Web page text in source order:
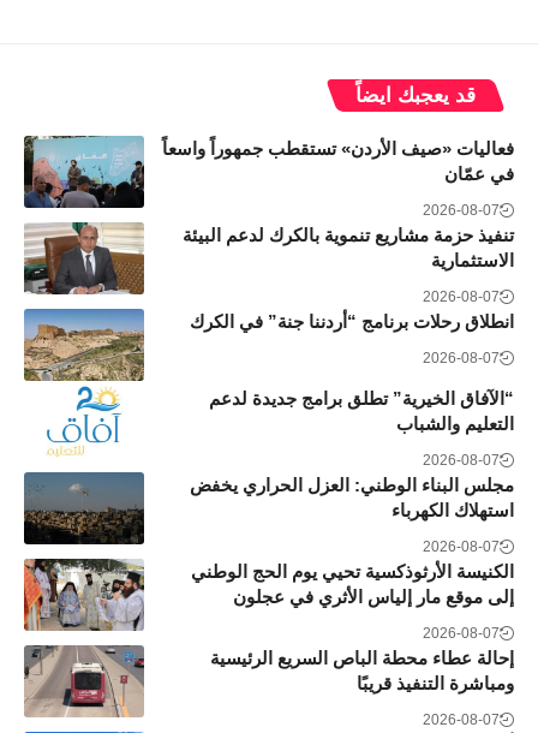
قد يعجبك ايضاً
فعاليات «صيف الأردن» تستقطب جمهوراً واسعاً
في عمّان
2026-08-07
تنفيذ حزمة مشاريع تنموية بالكرك لدعم البيئة
الاستثمارية
2026-08-07
انطلاق رحلات برنامج “أردننا جنة” في الكرك
2026-08-07
“الآفاق الخيرية” تطلق برامج جديدة لدعم
التعليم والشباب
2026-08-07
مجلس البناء الوطني: العزل الحراري يخفض
استهلاك الكهرباء
2026-08-07
الكنيسة الأرثوذكسية تحيي يوم الحج الوطني
إلى موقع مار إلياس الأثري في عجلون
2026-08-07
إحالة عطاء محطة الباص السريع الرئيسية
ومباشرة التنفيذ قريبًا
2026-08-07